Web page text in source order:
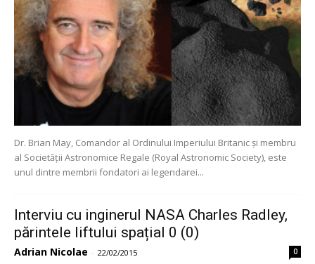
Dr. Brian May, Comandor al Ordinului Imperiului Britanic și membru
al Societății Astronomice Regale (Royal Astronomic Society), este
unul dintre membrii fondatori ai legendarei...
Interviu cu inginerul NASA Charles Radley,
părintele liftului spațial 0 (0)
Adrian Nicolae - 22/02/2015 0